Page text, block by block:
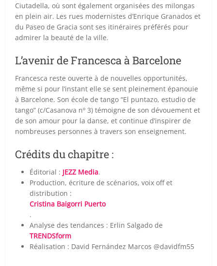
Ciutadella, où sont également organisées des milongas
en plein air. Les rues modernistes d’Enrique Granados et
du Paseo de Gracia sont ses itinéraires préférés pour
admirer la beauté de la ville.
L’avenir de Francesca à Barcelone
Francesca reste ouverte à de nouvelles opportunités,
même si pour l’instant elle se sent pleinement épanouie
à Barcelone. Son école de tango “El puntazo, estudio de
tango” (c/Casanova nº 3) témoigne de son dévouement et
de son amour pour la danse, et continue d’inspirer de
nombreuses personnes à travers son enseignement.
Crédits du chapitre :
Éditorial : JEZZ Media.
Production, écriture de scénarios, voix off et
distribution :
Cristina Baigorri Puerto
.
Analyse des tendances : Erlin Salgado de
TRENDSform
Réalisation : David Fernández Marcos @davidfm55